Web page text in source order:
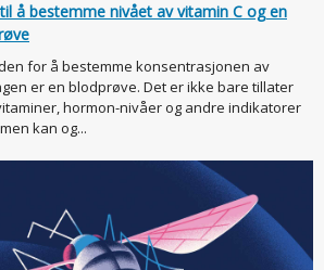
å bestemme nivået av vitamin C og en
for å bestemme konsentrasjonen av
er en blodprøve. Det er ikke bare tillater
hormon-nivåer og andre indikatorer
kan og...